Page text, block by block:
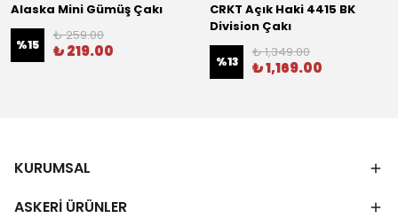
Alaska Mini Gümüş Çakı
%15
₺ 259.00
₺ 219.00
CRKT Açık Haki 4415 BK
Division Çakı
%13
₺ 1,349.00
₺ 1,169.00
KURUMSAL
ASKERİ ÜRÜNLER